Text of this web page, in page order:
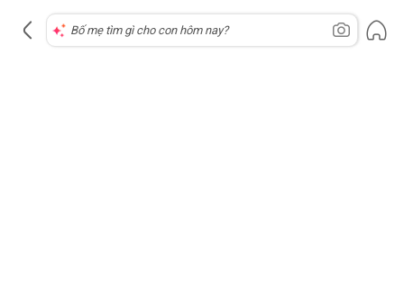
Không lấy được thông tin bài viết.